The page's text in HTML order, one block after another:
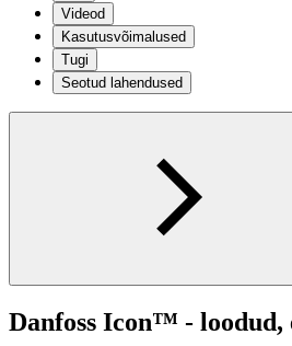
Videod
Kasutusvõimalused
Tugi
Seotud lahendused
Danfoss Icon™ - loodud,